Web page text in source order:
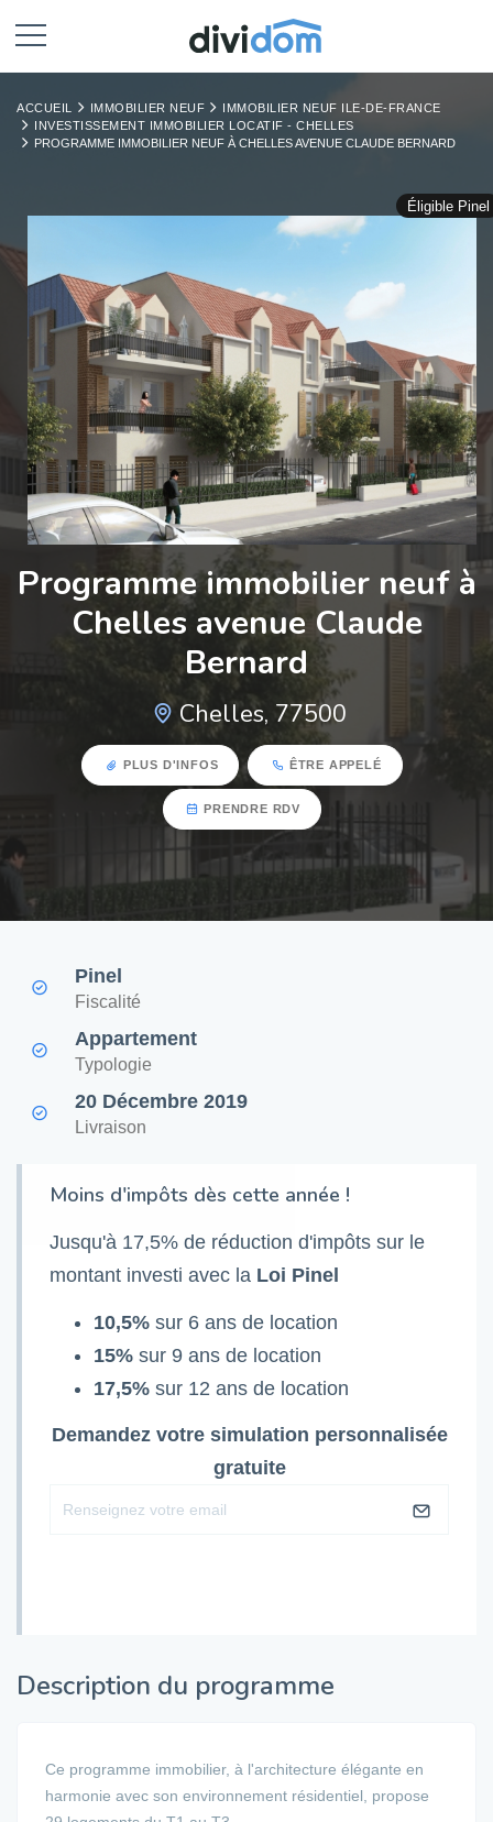
ACCUEIL IMMOBILIER NEUF
IMMOBILIER NEUF ILE-DE-FRANCE
INVESTISSEMENT IMMOBILIER LOCATIF - CHELLES
PROGRAMME IMMOBILIER NEUF À CHELLES AVENUE CLAUDE BERNARD
Éligible Pinel
Programme immobilier neuf à
Chelles avenue Claude
Bernard
Chelles, 77500
PLUS D'INFOS ÊTRE APPELÉ
PRENDRE RDV
Pinel
Fiscalité
Appartement
Typologie
20 Décembre 2019
Livraison
Moins d'impôts dès cette année !
Jusqu'à 17,5% de réduction d'impôts sur le
montant investi avec la Loi Pinel
10,5% sur 6 ans de location
15% sur 9 ans de location
17,5% sur 12 ans de location
Demandez votre simulation personnalisée
gratuite
Description du programme
Ce programme immobilier, à l'architecture élégante en
harmonie avec son environnement résidentiel, propose